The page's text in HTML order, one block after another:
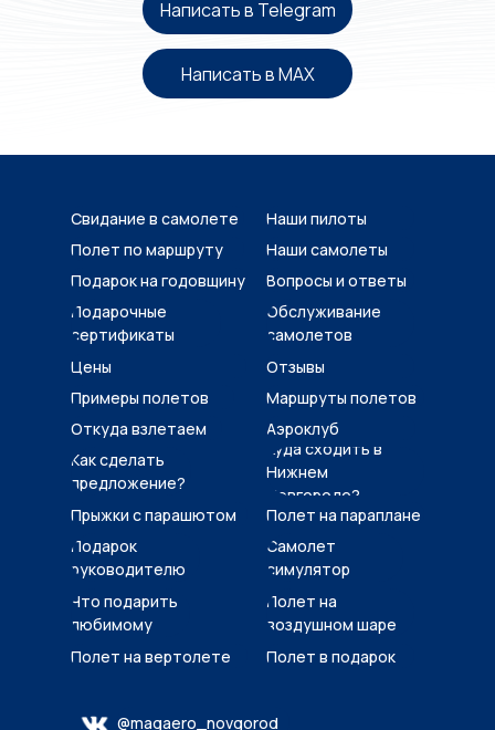
Написать в Telegram
Написать в MAX
Полет на
воздушном шаре
@magaero_novgorod
Отзывы
Полет на вертолете
Самолет
симулятор
Аэроклуб
Вопросы и ответы
Откуда взлетаем
Наши самолеты
Куда сходить в
Нижнем
Новгороде?
Как сделать
предложение?
Подарочные
сертификаты
Цены
Примеры полетов
Полет на параплане
Прыжки с парашютом
Свидание в самолете
Маршруты полетов
Полет по маршруту
Наши пилоты
Подарок на годовщину
Обслуживание
самолетов
Подарок
руководителю
Что подарить
любимому
Полет в подарок